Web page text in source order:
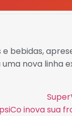
bebidas,
nova linha
inova sua